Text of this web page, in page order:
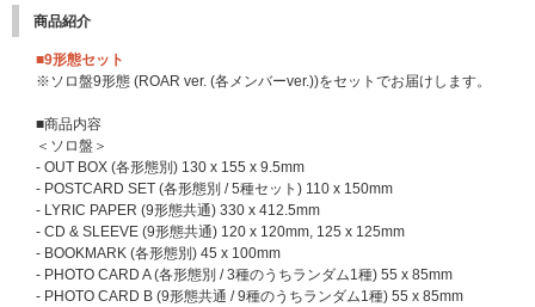
※「応募抽選用シリアルナンバー」は先着です。無くなり次第予告なく配布
終了になります。
【&TEAM KR 1st Mini Album 'Back to Life'シリアルナンバー特典 概要】
■応募期間
2025年10月28日(火)11:00～2026年1月13日(火)10:59まで(全4回)
※イベントによって応募期間が異なります。参加を希望するイベントの応募
対象期間内にご応募ください｡
■応募スケジュール(※2025/10/29更新：応募スケジュールに一部変更がご
ざいました。)
【1回目】2025年10月28日(火)11:00～11月3日(月)10:59 当落発表：11月6
日(木)18:00頃
「メンバー別フォトカード」に代わり、メンバーの直筆メッセージやイラス
トをデザインしたラッキードローイベント限定絵柄「手書きデコプリント入
りメンバー別フォトカード」1枚(全9種)をランダムでお届けいたします。
※&TEAM Weverse ShopとUNIVERSAL MUSIC STOREのフォトカードの
さらに、今回も特別なプレゼントをご用意！
ラッキードローイベント限定絵柄「メンバー別フォトカード」に加え、各メ
ンバーの「直筆サイン入りフォトカード」を抽選でプレゼントいたします！
※「直筆サイン入りフォトカード」のメンバーはランダムとなります。
※直筆サインはストア別第2弾ラッキードローイベント限定絵柄「メンバー
別フォトカード」にお入れいたします。
※「直筆サイン入りメンバー別フォトカード」は、&TEAM Weverse Shop
で各メンバー25名様(合計225名様)、UNIVERSAL MUSIC STOREで各メン
商品紹介
■9形態セット
※ソロ盤9形態 (ROAR ver. (各メンバーver.))をセットでお届けします。
■商品内容
＜ソロ盤＞
- OUT BOX (各形態別) 130 x 155 x 9.5mm
- POSTCARD SET (各形態別 / 5種セット) 110 x 150mm
- LYRIC PAPER (9形態共通) 330 x 412.5mm
- CD & SLEEVE (9形態共通) 120 x 120mm, 125 x 125mm
- BOOKMARK (各形態別) 45 x 100mm
- PHOTO CARD A (各形態別 / 3種のうちランダム1種) 55 x 85mm
- PHOTO CARD B (9形態共通 / 9種のうちランダム1種) 55 x 85mm